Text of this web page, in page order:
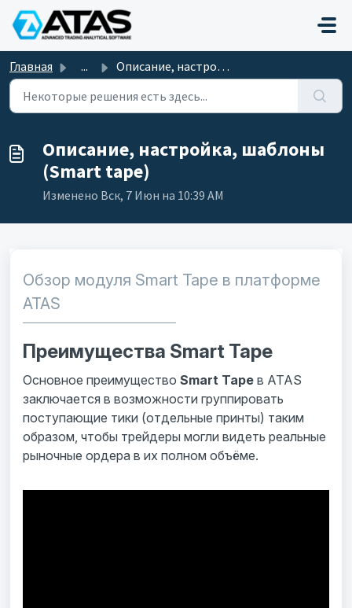
Переход к главному содержимому
Главная ... Описание, настройка, шаблоны (Smart tape)
Описание, настройка, шаблоны
(Smart tape)
Изменено Вск, 7 Июн на 10:39 AM
Обзор модуля Smart Tape в платформе
ATAS
Преимущества Smart Tape
Основное преимущество Smart Tape в ATAS
заключается в возможности группировать
поступающие тики (отдельные принты) таким
образом, чтобы трейдеры могли видеть реальные
рыночные ордера в их полном объёме.